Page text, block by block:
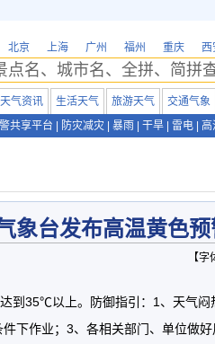
北京 上海 广州 福州 重庆 西
天气资讯 生活天气 旅游天气 交通气象
共享平台 防灾减灾 暴雨 干旱 雷电 高
象台发布高温黄色
【字
到35℃以上。防御指引：1、天气闷
下作业；3、各相关部门、单位做